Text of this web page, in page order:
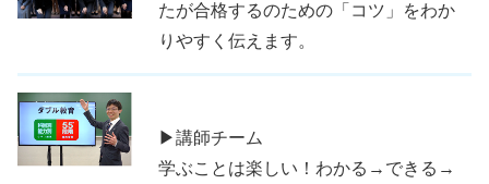
たが合格するのための「コツ」をわか
りやすく伝えます。
▶講師チーム
学ぶことは楽しい！わかる→できる→